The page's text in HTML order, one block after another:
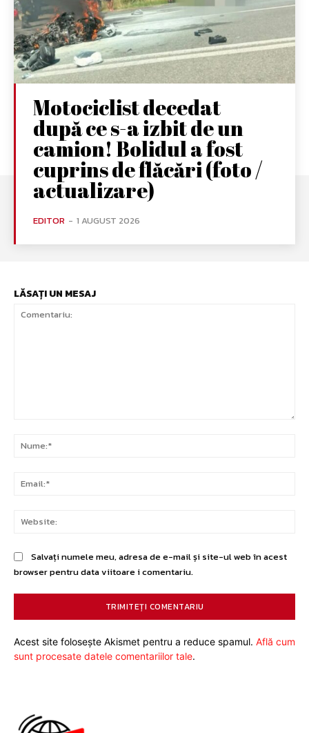
Motociclist decedat
după ce s-a izbit de un
camion! Bolidul a fost
cuprins de flăcări (foto /
actualizare)
EDITOR - 1 AUGUST 2026
LĂSAȚI UN MESAJ
Salvați numele meu, adresa de e-mail și site-ul web în acest
browser pentru data viitoare i comentariu.
Acest site folosește Akismet pentru a reduce spamul. Află cum
sunt procesate datele comentariilor tale.